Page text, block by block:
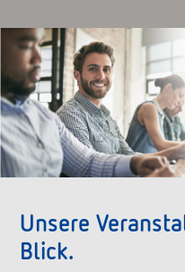
Unsere
Blick.